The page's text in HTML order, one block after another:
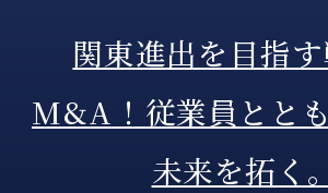
関東進出を目指
M&A！従業員とと
未来を拓く。